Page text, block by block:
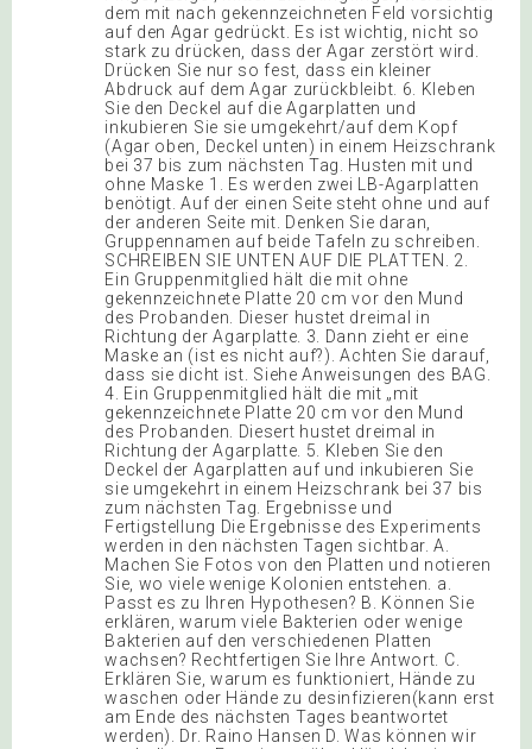
dem mit nach gekennzeichneten Feld vorsichtig
auf den Agar gedrückt. Es ist wichtig, nicht so
stark zu drücken, dass der Agar zerstört wird.
Drücken Sie nur so fest, dass ein kleiner
Abdruck auf dem Agar zurückbleibt. 6. Kleben
Sie den Deckel auf die Agarplatten und
inkubieren Sie sie umgekehrt/auf dem Kopf
(Agar oben, Deckel unten) in einem Heizschrank
bei 37 bis zum nächsten Tag. Husten mit und
ohne Maske 1. Es werden zwei LB-Agarplatten
benötigt. Auf der einen Seite steht ohne und auf
der anderen Seite mit. Denken Sie daran,
Gruppennamen auf beide Tafeln zu schreiben.
SCHREIBEN SIE UNTEN AUF DIE PLATTEN. 2.
Ein Gruppenmitglied hält die mit ohne
gekennzeichnete Platte 20 cm vor den Mund
des Probanden. Dieser hustet dreimal in
Richtung der Agarplatte. 3. Dann zieht er eine
Maske an (ist es nicht auf?). Achten Sie darauf,
dass sie dicht ist. Siehe Anweisungen des BAG.
4. Ein Gruppenmitglied hält die mit „mit
gekennzeichnete Platte 20 cm vor den Mund
des Probanden. Diesert hustet dreimal in
Richtung der Agarplatte. 5. Kleben Sie den
Deckel der Agarplatten auf und inkubieren Sie
sie umgekehrt in einem Heizschrank bei 37 bis
zum nächsten Tag. Ergebnisse und
Fertigstellung Die Ergebnisse des Experiments
werden in den nächsten Tagen sichtbar. A.
Machen Sie Fotos von den Platten und notieren
Sie, wo viele wenige Kolonien entstehen. a.
Passt es zu Ihren Hypothesen? B. Können Sie
erklären, warum viele Bakterien oder wenige
Bakterien auf den verschiedenen Platten
wachsen? Rechtfertigen Sie Ihre Antwort. C.
Erklären Sie, warum es funktioniert, Hände zu
waschen oder Hände zu desinfizieren(kann erst
am Ende des nächsten Tages beantwortet
werden). Dr. Raino Hansen D. Was können wir